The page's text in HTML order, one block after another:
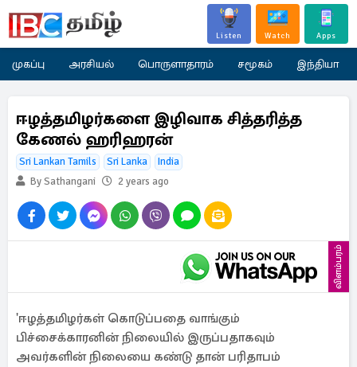
Listen Watch Apps
முகப்பு அரசியல் பொருளாதாரம் சமூகம் இந்தியா
ஈழத்தமிழர்களை இழிவாக சித்தரித்த
கேணல் ஹரிஹரன்
Sri Lankan Tamils Sri Lanka
India
By Sathangani
2 years ago
விளம்பரம்
'ஈழத்தமிழர்கள் கொடுப்பதை வாங்கும்
பிச்சைக்காரனின் நிலையில் இருப்பதாகவும்
அவர்களின் நிலையை கண்டு தான் பரிதாபம்